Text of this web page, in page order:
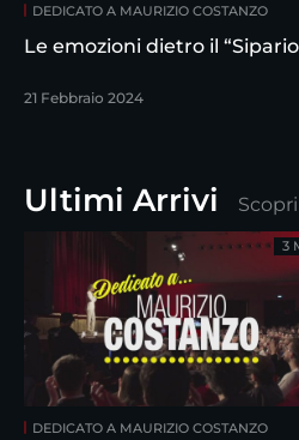
DEDICATO A MAURIZIO COSTANZO
Le emozioni dietro il
21 Febbraio 2024
Ultimi Arrivi
DEDICATO A MAURIZIO COSTANZO
3